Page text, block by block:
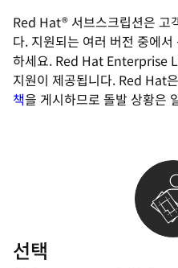
Red Hat® 서브스크립션은 고
다. 지원되는 여러 버전 중에
하세요. Red Hat Enterprise
지원이 제공됩니다. Red Hat은
책을 게시하므로 돌발 상황은
선택